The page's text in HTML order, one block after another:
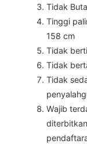
Tidak
Tinggi
158 cm
Tidak
Tidak
Tidak
Wajib